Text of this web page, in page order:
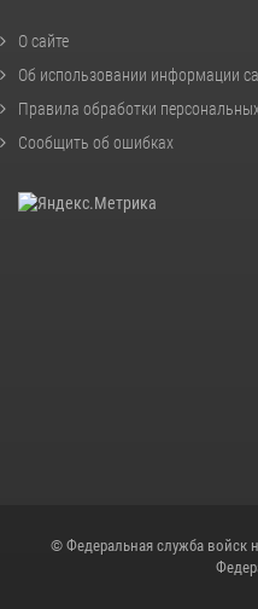
О сайте
Об использовании информации
Правила обработки
Сообщить об ошибках
© Федеральная служба войск